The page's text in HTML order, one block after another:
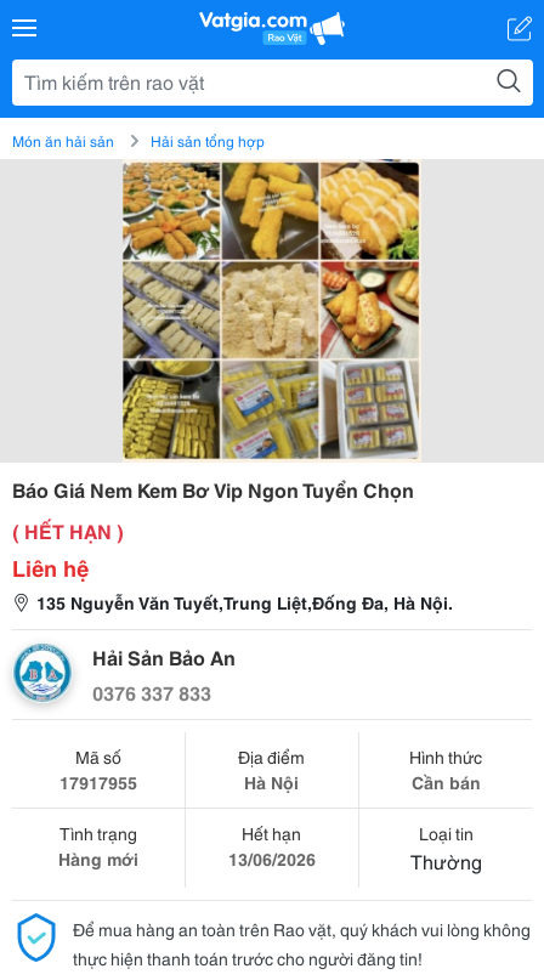
Món ăn hải sản Hải sản tổng hợp
Báo Giá Nem Kem Bơ Vip Ngon Tuyển Chọn
( HẾT HẠN )
Liên hệ
135 Nguyễn Văn Tuyết,Trung Liệt,Đống Đa, Hà Nội.
Hải Sản Bảo An
0376 337 833
Mã số
17917955
Địa điểm
Hà Nội
Hình thức
Cần bán
Tình trạng
Hàng mới
Hết hạn
13/06/2026
Loại tin
Thường
Để mua hàng an toàn trên Rao vặt, quý khách vui lòng không
thực hiện thanh toán trước cho người đăng tin!